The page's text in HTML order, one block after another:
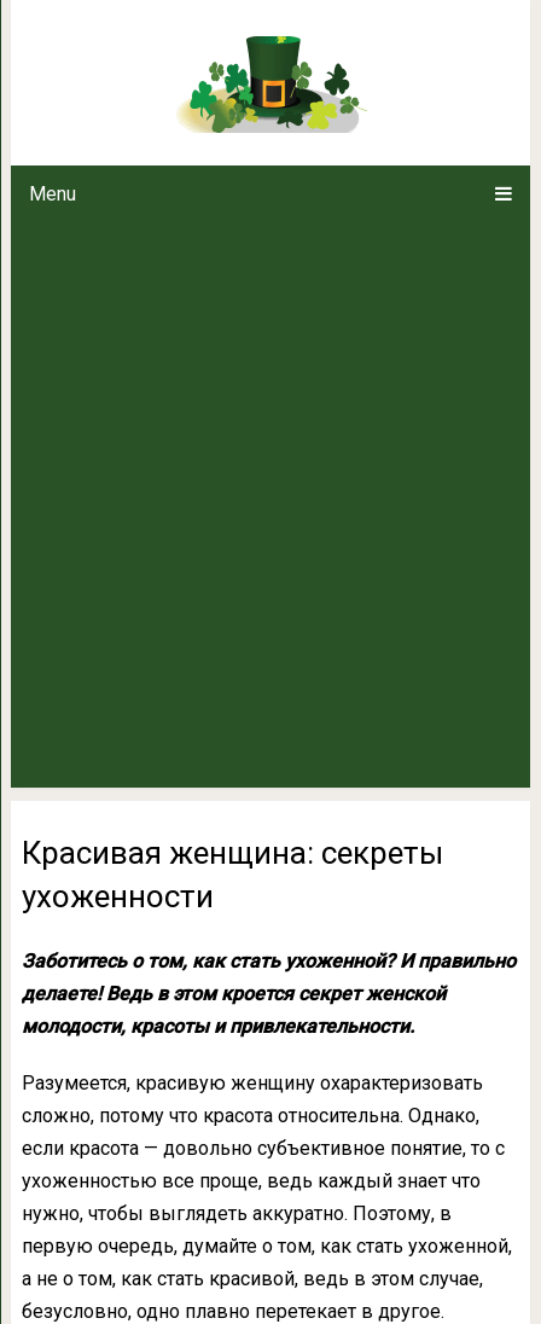
Menu
Красивая женщина:
Красивая женщина: секреты
ухоженности
Заботитесь о том, как стать ухоженной? И правильно
делаете! Ведь в этом кроется секрет женской
молодости, красоты и привлекательности.
Разумеется, красивую женщину охарактеризовать
сложно, потому что красота относительна. Однако,
если красота — довольно субъективное понятие, то с
ухоженностью все проще, ведь каждый знает что
нужно, чтобы выглядеть аккуратно. Поэтому, в
первую очередь, думайте о том, как стать ухоженной,
а не о том, как стать красивой, ведь в этом случае,
безусловно, одно плавно перетекает в другое.